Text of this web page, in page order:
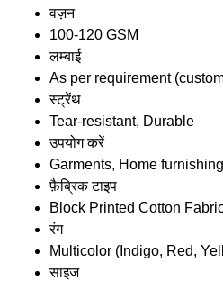
वज़न
100-120 GSM
लम्बाई
As per requirement
स्ट्रेंथ
Tear-resistant, Durable
उपयोग करें
Garments, Home
फ़ैब्रिक टाइप
Block Printed Cotton
रंग
Multicolor (Indigo, Red,
साइज